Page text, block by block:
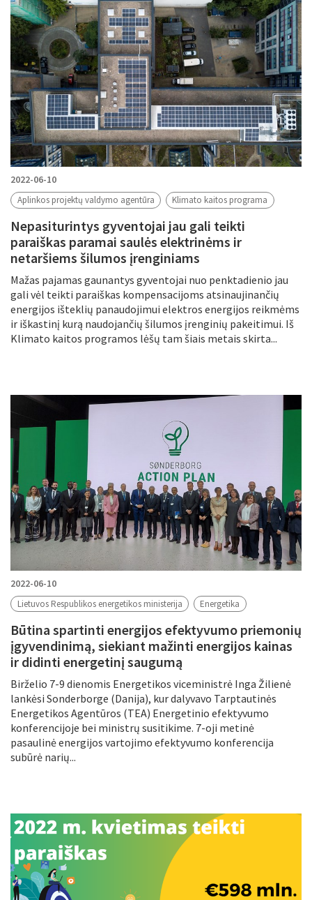
2022-06-10
Aplinkos projektų valdymo agentūra Klimato kaitos programa
Nepasiturintys gyventojai jau gali teikti
paraiškas paramai saulės elektrinėms ir
netaršiems šilumos įrenginiams
Mažas pajamas gaunantys gyventojai nuo penktadienio jau
gali vėl teikti paraiškas kompensacijoms atsinaujinančių
energijos išteklių panaudojimui elektros energijos reikmėms
ir iškastinį kurą naudojančių šilumos įrenginių pakeitimui. Iš
Klimato kaitos programos lėšų tam šiais metais skirta...
2022-06-10
Lietuvos Respublikos energetikos ministerija Energetika
Būtina spartinti energijos efektyvumo priemonių
įgyvendinimą, siekiant mažinti energijos kainas
ir didinti energetinį saugumą
Birželio 7-9 dienomis Energetikos viceministrė Inga Žilienė
lankėsi Sonderborge (Danija), kur dalyvavo Tarptautinės
Energetikos Agentūros (TEA) Energetinio efektyvumo
konferencijoje bei ministrų susitikime. 7-oji metinė
pasaulinė energijos vartojimo efektyvumo konferencija
subūrė narių...